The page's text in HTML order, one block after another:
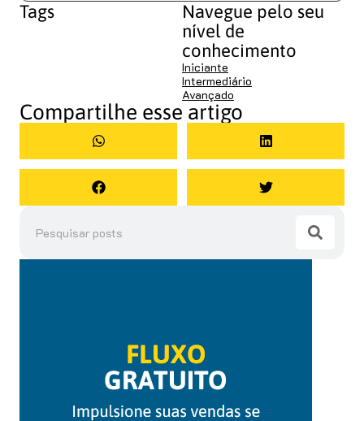
Tags
Navegue pelo seu
nível de
conhecimento
Iniciante
Intermediário
Avançado
Compartilhe esse artigo